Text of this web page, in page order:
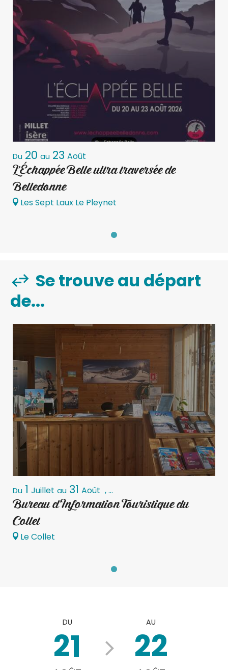
Du 20 au 23 Août
L'Échappée Belle ultra traversée de
Belledonne
Les Sept Laux Le Pleynet
Se trouve au départ
de...
Du 1 Juillet au 31 Août ,...
Bureau d'Information Touristique du
Collet
Le Collet
DU
21
AU
22